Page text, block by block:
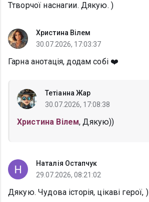
Ттворчої наснагии. Дякую. )
Христина Вілем
30.07.2026, 17:03:37
Гарна анотація, додам собі ❤️
Тетіанна Жар
30.07.2026, 17:08:38
Христина Вілем, Дякую))
Наталія Остапчук
29.07.2026, 08:21:02
Дякую. Чудова історія, цікаві герої, )